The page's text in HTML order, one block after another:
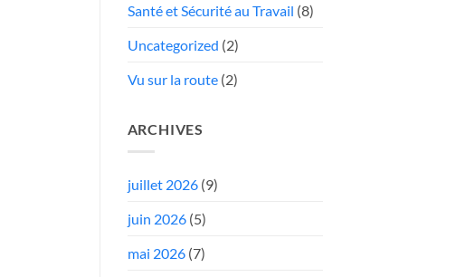
Santé et Sécurité au Travail (8)
Uncategorized (2)
Vu sur la route(2)
ARCHIVES
juillet 2026(9)
juin 2026(5)
mai 2026(7)